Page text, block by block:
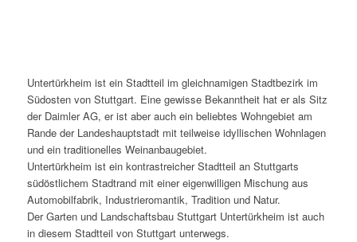
Untertürkheim ist ein Stadtteil im gleichnamigen Stadtbezirk im
Südosten von Stuttgart. Eine gewisse Bekanntheit hat er als Sitz
der Daimler AG, er ist aber auch ein beliebtes Wohngebiet am
Rande der Landeshauptstadt mit teilweise idyllischen Wohnlagen
und ein traditionelles Weinanbaugebiet.
Untertürkheim ist ein kontrastreicher Stadtteil an Stuttgarts
südöstlichem Stadtrand mit einer eigenwilligen Mischung aus
Automobilfabrik, Industrieromantik, Tradition und Natur.
Der Garten und Landschaftsbau Stuttgart Untertürkheim ist auch
in diesem Stadtteil von Stuttgart unterwegs.